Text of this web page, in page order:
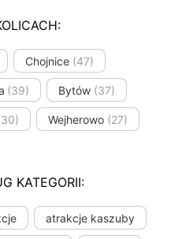
Chojnice (47)
(39) Bytów (37)
Wejherowo (27)
KATEGORII:
atrakcje kaszuby